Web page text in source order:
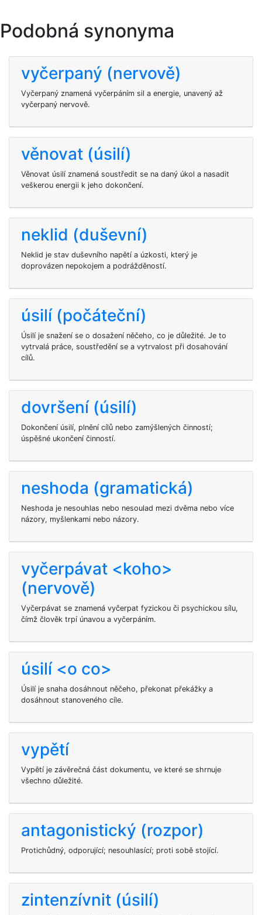
Podobná synonyma
vyčerpaný (nervově)
Vyčerpaný znamená vyčerpáním sil a energie, unavený až
vyčerpaný nervově.
věnovat (úsilí)
Věnovat úsilí znamená soustředit se na daný úkol a nasadit
veškerou energii k jeho dokončení.
neklid (duševní)
Neklid je stav duševního napětí a úzkosti, který je
doprovázen nepokojem a podrážděností.
úsilí (počáteční)
Úsilí je snažení se o dosažení něčeho, co je důležité. Je to
vytrvalá práce, soustředění se a vytrvalost při dosahování
cílů.
dovršení (úsilí)
Dokončení úsilí, plnění cílů nebo zamýšlených činností;
úspěšné ukončení činností.
neshoda (gramatická)
Neshoda je nesouhlas nebo nesoulad mezi dvěma nebo více
názory, myšlenkami nebo názory.
vyčerpávat <koho>
(nervově)
Vyčerpávat se znamená vyčerpat fyzickou či psychickou sílu,
čímž člověk trpí únavou a vyčerpáním.
úsilí <o co>
Úsilí je snaha dosáhnout něčeho, překonat překážky a
dosáhnout stanoveného cíle.
vypětí
Vypětí je závěrečná část dokumentu, ve které se shrnuje
všechno důležité.
antagonistický (rozpor)
Protichůdný, odporující; nesouhlasící; proti sobě stojící.
zintenzívnit (úsilí)